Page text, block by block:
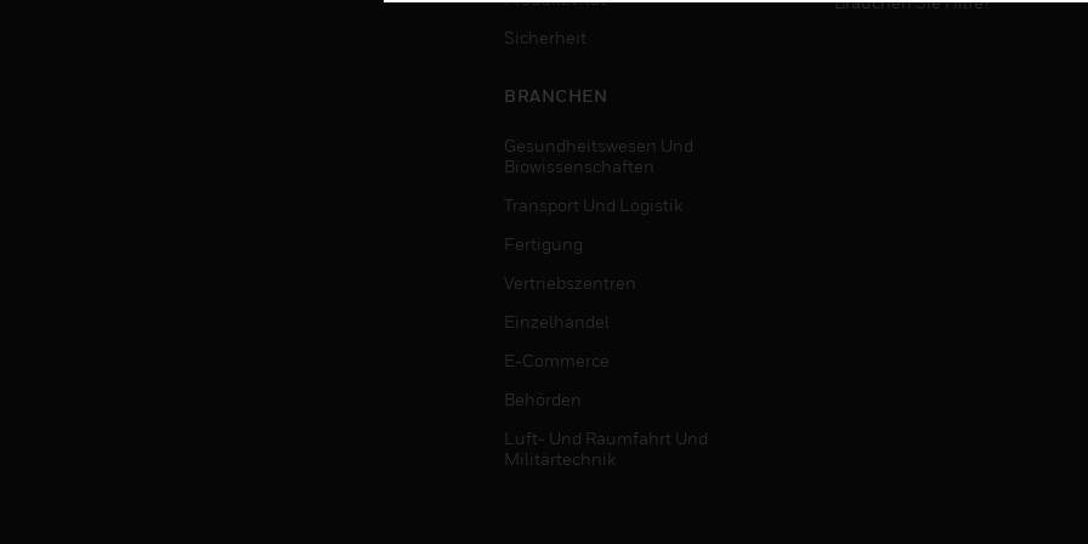
Sicherheit
BRANCHEN
Gesundheitswesen Und
Biowissenschaften
Transport Und Logistik
Fertigung
Vertriebszentren
Einzelhandel
E-Commerce
Behörden
Luft- Und Raumfahrt Und
Militärtechnik